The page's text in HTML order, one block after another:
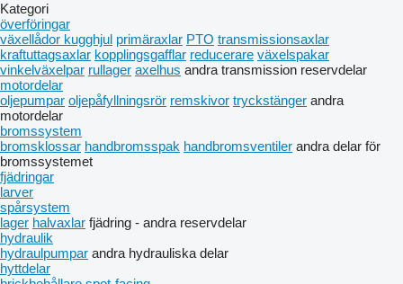
Kategori
överföringar
växellådor kugghjul primäraxlar PTO transmissionsaxlar
kraftuttagsaxlar kopplingsgafflar reducerare växelspakar
vinkelväxelpar rullager axelhus andra transmission reservdelar
motordelar
oljepumpar oljepåfyllningsrör remskivor tryckstänger andra
motordelar
bromssystem
bromsklossar handbromsspak handbromsventiler andra delar för
bromssystemet
fjädringar
larver
spårsystem
lager halvaxlar fjädring - andra reservdelar
hydraulik
hydraulpumpar andra hydrauliska delar
hyttdelar